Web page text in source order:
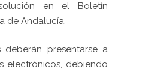
en el Boletín
de Andalucía.
deberán presentarse a
electrónicos, debiendo